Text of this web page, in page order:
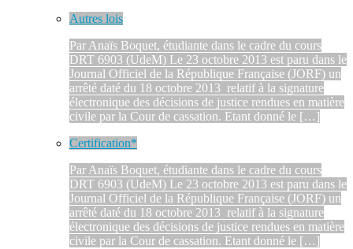
Autres lois
Par Anaïs Boquet, étudiante dans le cadre du cours
DRT 6903 (UdeM) Le 23 octobre 2013 est paru dans le
Journal Officiel de la République Française (JORF) un
arrêté daté du 18 octobre 2013 relatif à la signature
électronique des décisions de justice rendues en matière
civile par la Cour de cassation. Etant donné le […]
Certification*
Par Anaïs Boquet, étudiante dans le cadre du cours
DRT 6903 (UdeM) Le 23 octobre 2013 est paru dans le
Journal Officiel de la République Française (JORF) un
arrêté daté du 18 octobre 2013 relatif à la signature
électronique des décisions de justice rendues en matière
civile par la Cour de cassation. Etant donné le […]